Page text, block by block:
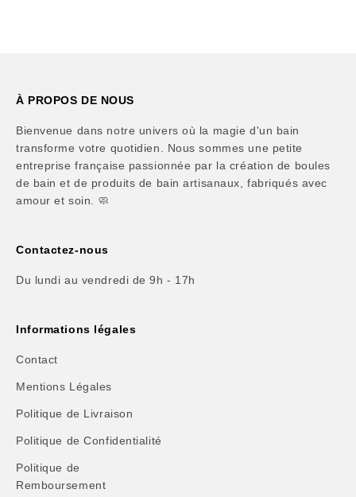
À PROPOS DE NOUS
Bienvenue dans notre univers où la magie d'un bain
transforme votre quotidien. Nous sommes une petite
entreprise française passionnée par la création de boules
de bain et de produits de bain artisanaux, fabriqués avec
amour et soin. 🧼
Contactez-nous
Du lundi au vendredi de 9h - 17h
Informations légales
Contact
Mentions Légales
Politique de Livraison
Politique de Confidentialité
Politique de
Remboursement